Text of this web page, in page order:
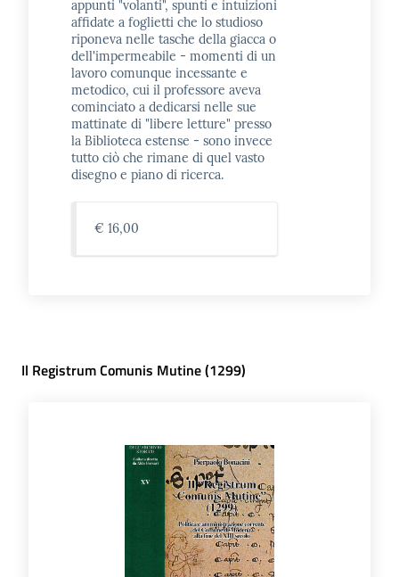
appunti "volanti", spunti e intuizioni
affidate a foglietti che lo studioso
riponeva nelle tasche della giacca o
dell'impermeabile - momenti di un
lavoro comunque incessante e
metodico, cui il professore aveva
cominciato a dedicarsi nelle sue
mattinate di "libere letture" presso
la Biblioteca estense - sono invece
tutto ciò che rimane di quel vasto
disegno e piano di ricerca.
€ 16,00
Il Registrum Comunis Mutine (1299)